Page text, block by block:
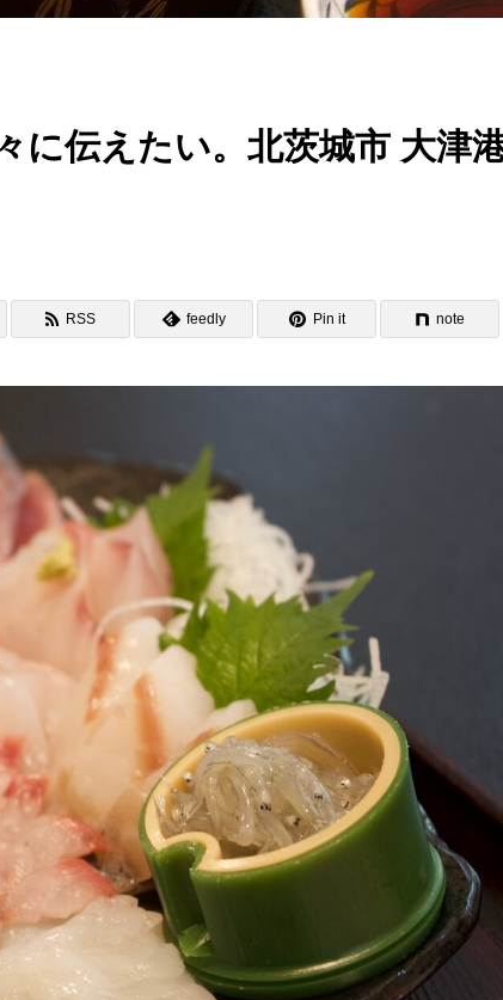
に伝えたい。北茨城市 大津
RSS feedly Pin it note